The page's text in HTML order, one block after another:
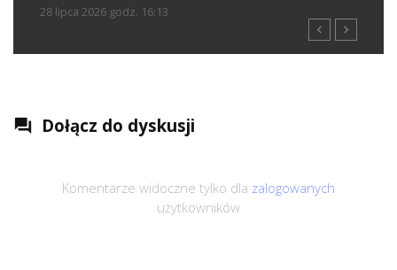
navigate_before
28 lipca 2026 godz. 16:13
navigate_next
question_answer Dołącz do dyskusji
Komentarze widoczne tylko dla zalogowanych
użytkowników